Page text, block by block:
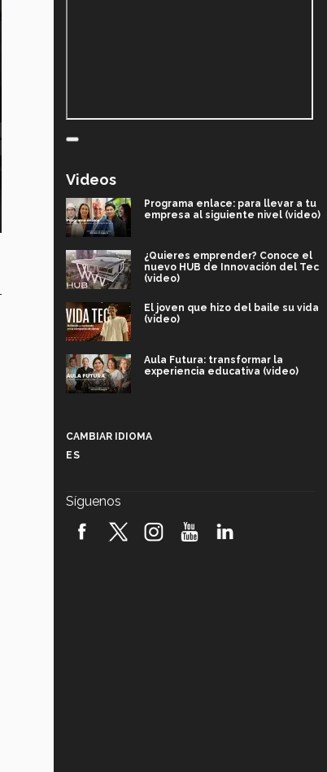
Videos
Programa enlace: para llevar a tu
empresa al siguiente nivel (video)
¿Quieres emprender? Conoce el
nuevo HUB de Innovación del Tec
(video)
El joven que hizo del baile su vida
(video)
Aula Futura: transformar la
experiencia educativa (video)
robótica FIRST 2026! (video)
CAMBIAR IDIOMA
ES
Síguenos